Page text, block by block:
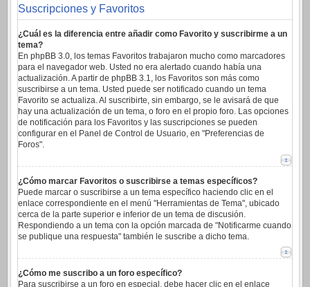
Suscripciones y Favoritos
¿Cuál es la diferencia entre añadir como Favorito y suscribirme a un
tema?
En phpBB 3.0, los temas Favoritos trabajaron mucho como marcadores
para el navegador web. Usted no era alertado cuando había una
actualización. A partir de phpBB 3.1, los Favoritos son más como
suscribirse a un tema. Usted puede ser notificado cuando un tema
Favorito se actualiza. Al suscribirte, sin embargo, se le avisará de que
hay una actualización de un tema, o foro en el propio foro. Las opciones
de notificación para los Favoritos y las suscripciones se pueden
configurar en el Panel de Control de Usuario, en "Preferencias de
Foros".
¿Cómo marcar Favoritos o suscribirse a temas específicos?
Puede marcar o suscribirse a un tema específico haciendo clic en el
enlace correspondiente en el menú "Herramientas de Tema", ubicado
cerca de la parte superior e inferior de un tema de discusión.
Respondiendo a un tema con la opción marcada de "Notificarme cuando
se publique una respuesta" también le suscribe a dicho tema.
¿Cómo me suscribo a un foro específico?
Para suscribirse a un foro en especial, debe hacer clic en el enlace